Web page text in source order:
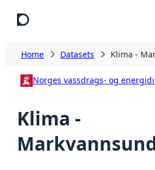
Home Datasets Klima -
Norges vassdrags- og
Klima -